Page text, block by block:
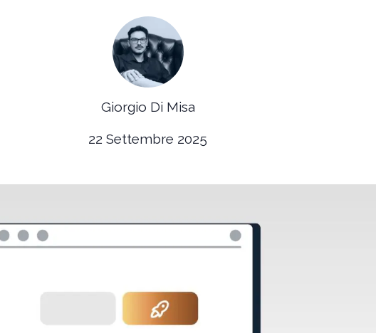
Giorgio Di Misa
22 Settembre 2025